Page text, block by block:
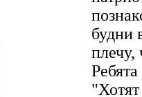
будни
плечу,